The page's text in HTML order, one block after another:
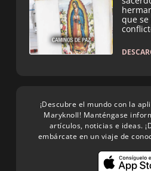
que se
¡Descubre el mundo con la
Maryknoll! Manténgase
artículos, noticias e ideas.
embárcate en un viaje de